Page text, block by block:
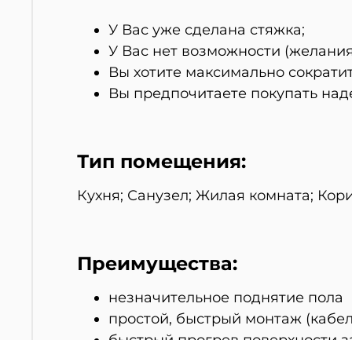
У Вас уже сделана стяжка;
У Вас нет возможности
Вы хотите максимально
Вы предпочитаете покупать
Тип помещения:
Кухня; Санузел; Жилая комната;
Преимущества:
незначительное поднятие пола
простой, быстрый монтаж